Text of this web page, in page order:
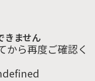
きません
から再度ご確認く